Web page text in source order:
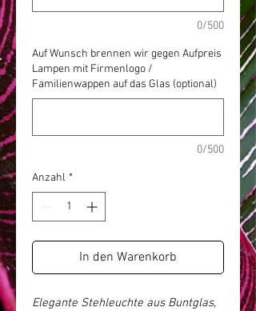
0/500
Auf Wunsch brennen wir gegen Aufpreis
Lampen mit Firmenlogo /
Familienwappen auf das Glas (optional)
0/500
Anzahl *
In den Warenkorb
Elegante Stehleuchte aus Buntglas,